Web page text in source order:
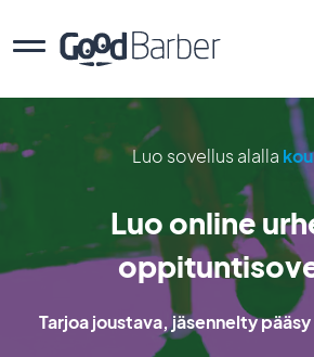
Luo sovellus alalla
Luo online
Tarjoa joustava, jäsennelty